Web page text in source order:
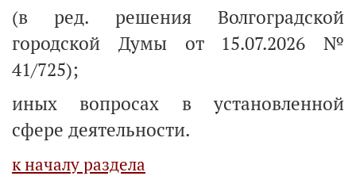
(в ред. решения Волгоградской
городской Думы от 15.07.2026 №
41/725);
иных вопросах в установленной
сфере деятельности.
к началу раздела